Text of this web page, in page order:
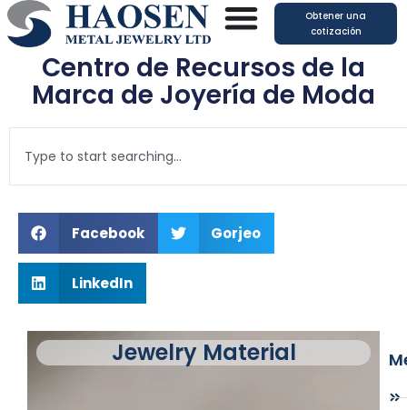
Ir
al
contenido
Obtener una
cotización
Centro de Recursos de la
Marca de Joyería de Moda
s
Facebook Gorjeo
LinkedIn
Jewelry Material